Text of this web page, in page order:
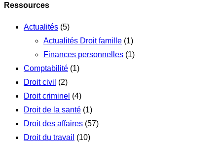
Ressources
Actualités (5)
Actualités Droit famille (1)
Finances personnelles (1)
Comptabilité (1)
Droit civil (2)
Droit criminel (4)
Droit de la santé (1)
Droit des affaires (57)
Droit du travail (10)